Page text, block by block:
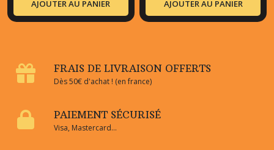
AJOUTER AU PANIER AJOUTER AU PANIER
FRAIS DE LIVRAISON OFFERTS
Dès 50€ d'achat ! (en france)
PAIEMENT SÉCURISÉ
Visa, Mastercard...